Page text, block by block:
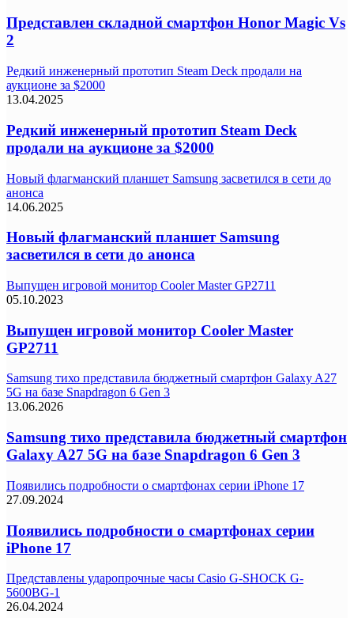
Представлен складной смартфон Honor Magic Vs
2
Редкий инженерный прототип Steam Deck продали на
аукционе за $2000
13.04.2025
Редкий инженерный прототип Steam Deck
продали на аукционе за $2000
Новый флагманский планшет Samsung засветился в сети до
анонса
14.06.2025
Новый флагманский планшет Samsung
засветился в сети до анонса
Выпущен игровой монитор Cooler Master GP2711
05.10.2023
Выпущен игровой монитор Cooler Master
GP2711
Samsung тихо представила бюджетный смартфон Galaxy A27
5G на базе Snapdragon 6 Gen 3
13.06.2026
Samsung тихо представила бюджетный смартфон
Galaxy A27 5G на базе Snapdragon 6 Gen 3
Появились подробности о смартфонах серии iPhone 17
27.09.2024
Появились подробности о смартфонах серии
iPhone 17
Представлены ударопрочные часы Casio G-SHOCK G-
5600BG-1
26.04.2024